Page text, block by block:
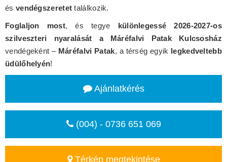
és vendégszeretet találkozik.
Foglaljon most, és tegye különlegessé 2026-2027-os
szilveszteri nyaralását a Máréfalvi Patak Kulcsosház
vendégeként – Máréfalvi Patak, a térség egyik legkedveltebb
üdülőhelyén!
Ajánlatkérés
(004) - 0736 651 069
Térkép megtekintése